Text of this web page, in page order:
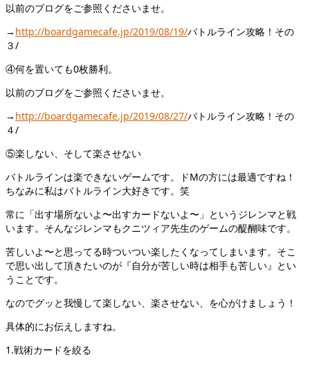
以前のブログをご参照くださいませ。
→ http://boardgamecafe.jp/2019/08/19/バトルライン攻略！その
３/
④何を置いても0枚勝利。
以前のブログをご参照くださいませ。
→ http://boardgamecafe.jp/2019/08/27/バトルライン攻略！その
４/
⑤楽しない、そして楽させない
バトルラインは楽できないゲームです。ドMの方には最適ですね！
ちなみに私はバトルライン大好きです。笑
常に「出す場所ないよ〜出すカードないよ〜」というジレンマと戦
います。そんなジレンマもクニツィア先生のゲームの醍醐味です。
苦しいよ〜と思ってる時ついつい楽したくなってしまいます。そこ
で思い出して頂きたいのが『自分が苦しい時は相手も苦しい』とい
うことです。
なのでグッと我慢して楽しない、楽させない、を心がけましょう！
具体的にお伝えしますね。
1.戦術カードを絞る